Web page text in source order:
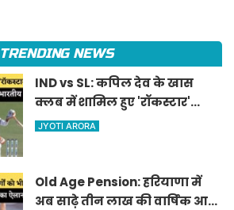
TRENDING NEWS
IND vs SL: कपिल देव के खास
क्लब में शामिल हुए 'रॉकस्टार'
जडेजा, ऐसा करने वाले बने मात्र
JYOTI ARORA
Old Age Pension: हरियाणा में
अब साढ़े तीन लाख की वार्षिक आय